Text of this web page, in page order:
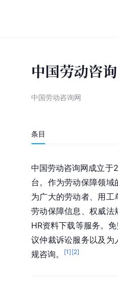
中国劳动咨
中国劳动咨询网
条目
中国劳动咨询网成立于
台。作为劳动保障领
为广大的劳动者、用
劳动保障信息、权威法
HR资料下载等服务。
议仲裁诉讼服务以及为
规咨询。
[1] [2]